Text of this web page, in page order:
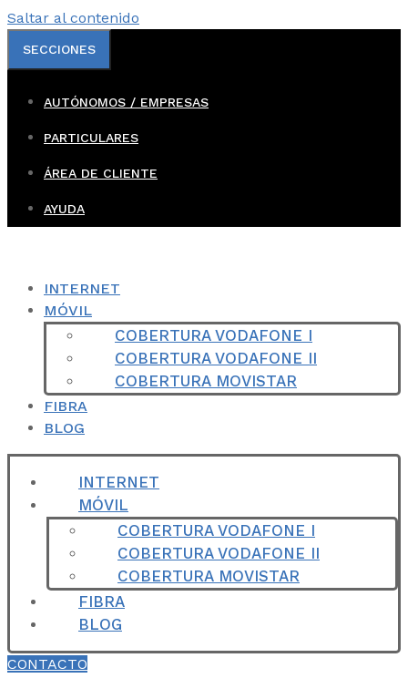
Saltar al contenido
SECCIONES
AUTÓNOMOS / EMPRESAS
PARTICULARES
ÁREA DE CLIENTE
AYUDA
INTERNET
MÓVIL
COBERTURA VODAFONE I
COBERTURA VODAFONE II
COBERTURA MOVISTAR
FIBRA
BLOG
INTERNET
MÓVIL
COBERTURA VODAFONE I
COBERTURA VODAFONE II
COBERTURA MOVISTAR
FIBRA
BLOG
CONTACTO